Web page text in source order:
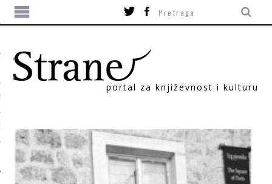
portal za književnost i kulturu